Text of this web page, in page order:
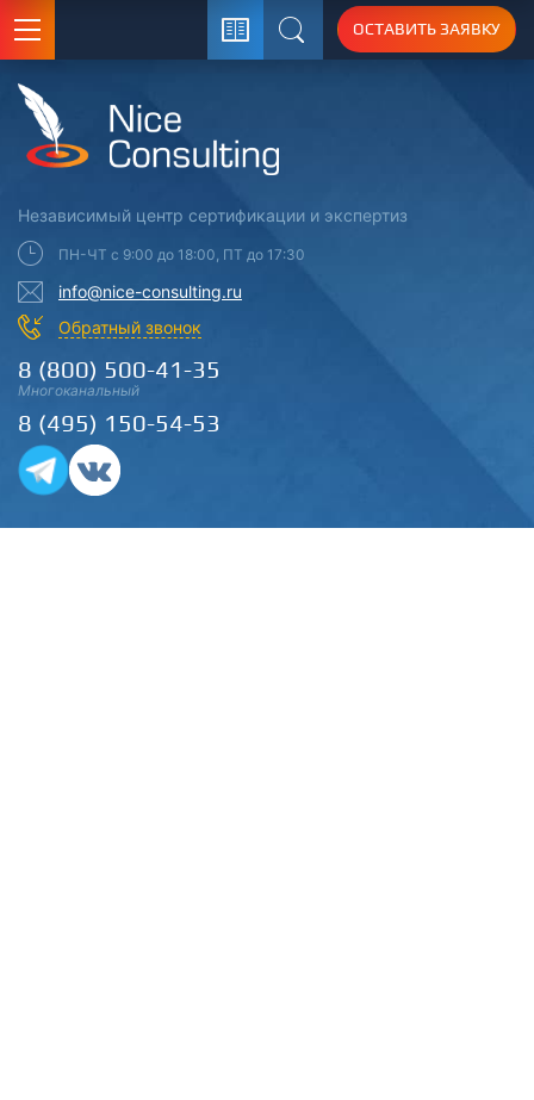
Поиск
ОСТАВИТЬ ЗАЯВКУ
Независимый центр сертификации и экспертиз
ПН-ЧТ с 9:00 до 18:00, ПТ до 17:30
info@nice-consulting.ru
Обратный звонок
8 (800) 500-41-35
Многоканальный
8 (495) 150-54-53